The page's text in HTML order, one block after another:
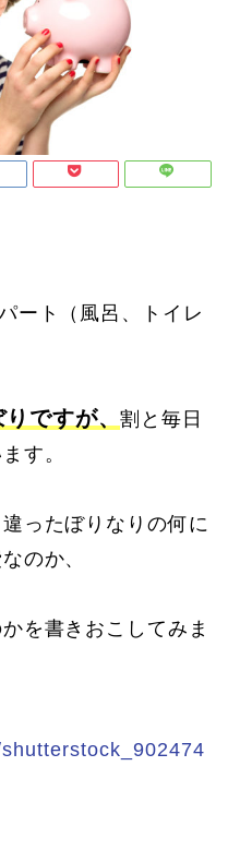
ート（風呂、トイレ
りですが、割と毎日
す。
ったぼりなりの何に
のか、
を書きおこしてみま